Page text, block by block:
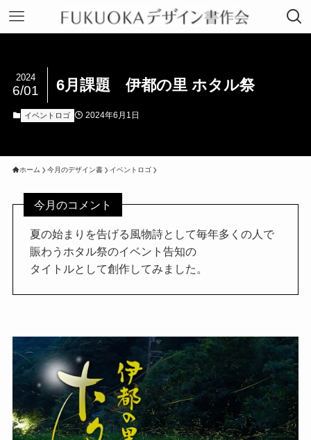
6月課題 伊都の里 ホタル祭
2024
6/01
イベントロゴ 2024年6月1日
ホーム 今月のデザイン書 イベントロゴ
今月のコメント
夏の始まりを告げる風物詩として毎年多くの人で
賑わうホタル祭のイベント告知の
タイトルとして創作してみました。